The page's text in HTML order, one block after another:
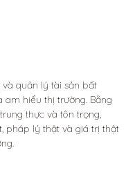
và quản lý tài sản bất
hiểu thị trường. Bằng
thực và tôn trọng,
pháp lý thật và giá trị thật